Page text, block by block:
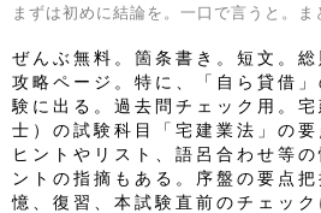
まずは初めに結論を。一口で言うと。ま
ぜんぶ無料。箇条書き。短文。
攻略ページ。特に、「自ら貸借
験に出る。過去問チェック用。宅
士）の試験科目「宅建業法」の要
ヒントやリスト、語呂合わせ等
ントの指摘もある。序盤の要点
憶、復習、本試験直前のチェック